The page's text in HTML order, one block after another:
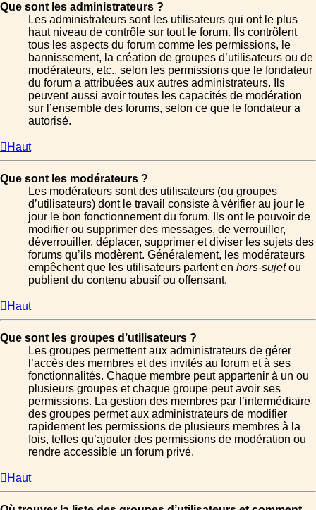
Que sont les administrateurs ?
Les administrateurs sont les utilisateurs qui ont le plus
haut niveau de contrôle sur tout le forum. Ils contrôlent
tous les aspects du forum comme les permissions, le
bannissement, la création de groupes d’utilisateurs ou de
modérateurs, etc., selon les permissions que le fondateur
du forum a attribuées aux autres administrateurs. Ils
peuvent aussi avoir toutes les capacités de modération
sur l’ensemble des forums, selon ce que le fondateur a
autorisé.
Haut
Que sont les modérateurs ?
Les modérateurs sont des utilisateurs (ou groupes
d’utilisateurs) dont le travail consiste à vérifier au jour le
jour le bon fonctionnement du forum. Ils ont le pouvoir de
modifier ou supprimer des messages, de verrouiller,
déverrouiller, déplacer, supprimer et diviser les sujets des
forums qu’ils modèrent. Généralement, les modérateurs
empêchent que les utilisateurs partent en hors-sujetou
publient du contenu abusif ou offensant.
Haut
Que sont les groupes d’utilisateurs ?
Les groupes permettent aux administrateurs de gérer
l’accès des membres et des invités au forum et à ses
fonctionnalités. Chaque membre peut appartenir à un ou
plusieurs groupes et chaque groupe peut avoir ses
permissions. La gestion des membres par l’intermédiaire
des groupes permet aux administrateurs de modifier
rapidement les permissions de plusieurs membres à la
fois, telles qu’ajouter des permissions de modération ou
rendre accessible un forum privé.
Haut